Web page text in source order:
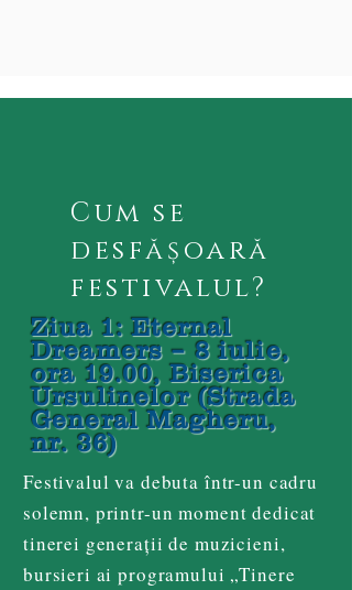
Cum se
desfășoară
festivalul?
Ziua 1: Eternal
Dreamers – 8 iulie,
ora 19.00, Biserica
Ursulinelor (Strada
General Magheru,
nr. 36)
Festivalul va debuta într-un cadru
solemn, printr-un moment dedicat
tinerei generații de muzicieni,
bursieri ai programului „Tinere